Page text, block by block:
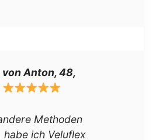
Anton, 48,
Methoden
ich Veluflex